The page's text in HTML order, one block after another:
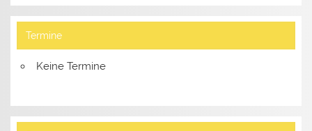
Termine
Keine Termine